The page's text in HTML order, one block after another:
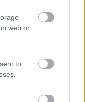
web or
to